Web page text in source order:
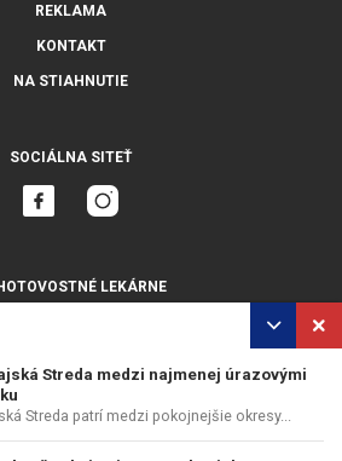
Streda medzi najmenej úrazovými
Streda patrí medzi pokojnejšie okresy...
REKLAMA
KONTAKT
NA STIAHNUTIE
SOCIÁLNA SITEŤ
LEKÁRNE
ÚDAJOV POUŽÍVANIE COOKIES